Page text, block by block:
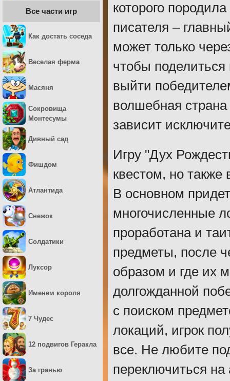
которого
писателя –
может только
чтобы
выйти
волшебная страна
зависит
Игру "Дух
квестом, но также
В основном
многочисленные
проработана и
предметы, после
образом и где их
долгожданной
с поиском
локаций, игрок
все. Не любите
переключиться
Все части игр
Как достать соседа
Веселая ферма
Масяня
Сокровища
Монтесумы
Дивный сад
Фишдом
Атлантида
Снежок
Солдатики
Луксор
Именем короля
7 Чудес
12 подвигов Геракла
За гранью